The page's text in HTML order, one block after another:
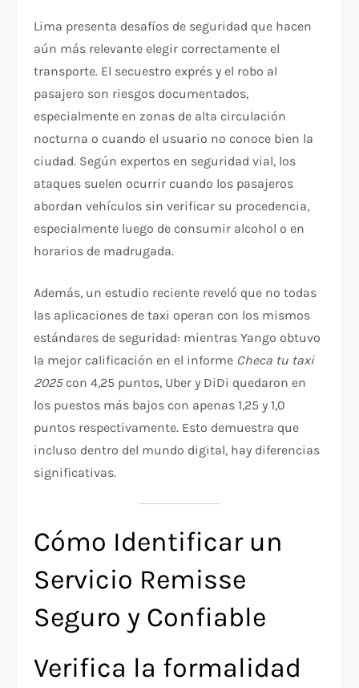
Lima presenta desafíos de seguridad que hacen
aún más relevante elegir correctamente el
transporte. El secuestro exprés y el robo al
pasajero son riesgos documentados,
especialmente en zonas de alta circulación
nocturna o cuando el usuario no conoce bien la
ciudad. Según expertos en seguridad vial, los
ataques suelen ocurrir cuando los pasajeros
abordan vehículos sin verificar su procedencia,
especialmente luego de consumir alcohol o en
horarios de madrugada.​
Además, un estudio reciente reveló que no todas
las aplicaciones de taxi operan con los mismos
estándares de seguridad: mientras Yango obtuvo
la mejor calificación en el informe Checa tu taxi
2025con 4,25 puntos, Uber y DiDi quedaron en
los puestos más bajos con apenas 1,25 y 1,0
puntos respectivamente. Esto demuestra que
incluso dentro del mundo digital, hay diferencias
significativas.​
Cómo Identificar un
Servicio Remisse
Seguro y Confiable
Verifica la formalidad